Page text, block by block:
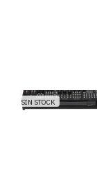
SIN STOCK